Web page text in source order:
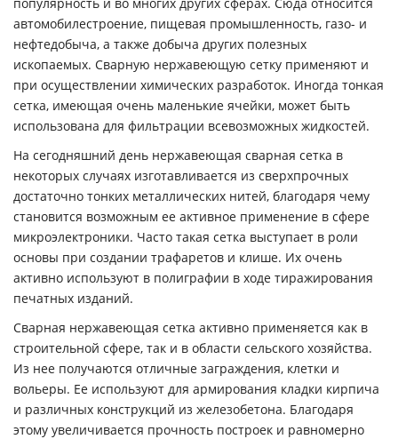
автомобилестроение, пищевая промышленность, газо- и
нефтедобыча, а также добыча других полезных
ископаемых. Сварную нержавеющую сетку применяют и
при осуществлении химических разработок. Иногда тонкая
сетка, имеющая очень маленькие ячейки, может быть
использована для фильтрации всевозможных жидкостей.
На сегодняшний день нержавеющая сварная сетка в
некоторых случаях изготавливается из сверхпрочных
достаточно тонких металлических нитей, благодаря чему
становится возможным ее активное применение в сфере
микроэлектроники. Часто такая сетка выступает в роли
основы при создании трафаретов и клише. Их очень
активно используют в полиграфии в ходе тиражирования
печатных изданий.
Сварная нержавеющая сетка активно применяется как в
строительной сфере, так и в области сельского хозяйства.
Из нее получаются отличные заграждения, клетки и
вольеры. Ее используют для армирования кладки кирпича
и различных конструкций из железобетона. Благодаря
этому увеличивается прочность построек и равномерно